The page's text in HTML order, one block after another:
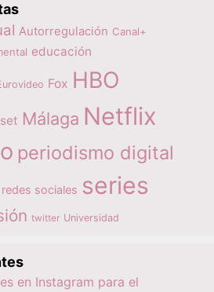
Autorregulación Canal+
educación
Fox HBO
Málaga Netflix
periodismo digital
redes sociales series
twitter Universidad
en Instagram para el